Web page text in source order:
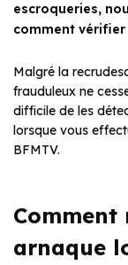
escroqueries,
comment
Malgré la
frauduleux ne
difficile de les
lorsque vous
BFMTV.
Comment
arnaque